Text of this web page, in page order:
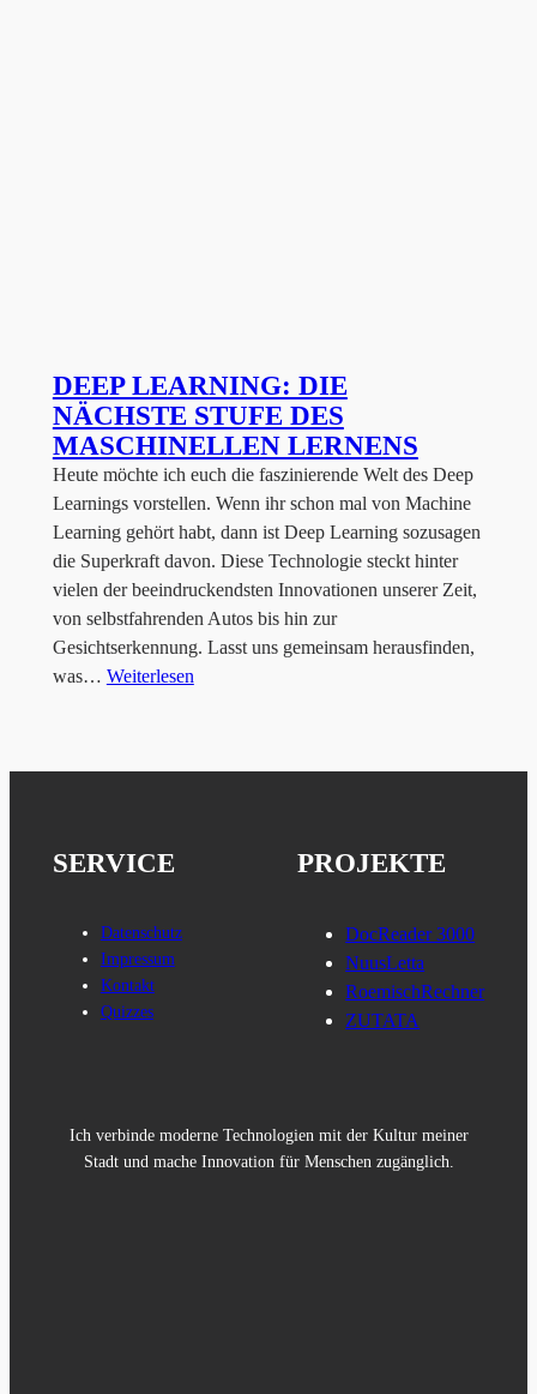
DEEP LEARNING: DIE
NÄCHSTE STUFE DES
MASCHINELLEN LERNENS
Heute möchte ich euch die faszinierende Welt des Deep
Learnings vorstellen. Wenn ihr schon mal von Machine
Learning gehört habt, dann ist Deep Learning sozusagen
die Superkraft davon. Diese Technologie steckt hinter
vielen der beeindruckendsten Innovationen unserer Zeit,
von selbstfahrenden Autos bis hin zur
Gesichtserkennung. Lasst uns gemeinsam herausfinden,
was… Weiterlesen
SERVICE
Datenschutz
Impressum
Kontakt
Quizzes
PROJEKTE
DocReader 3000
NuusLetta
RoemischRechner
ZUTATA
Ich verbinde moderne Technologien mit der Kultur meiner
Stadt und mache Innovation für Menschen zugänglich.